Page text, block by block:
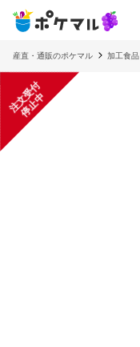
産直・通販のポケマル 加工食品
注
文
受
付
停
止
中